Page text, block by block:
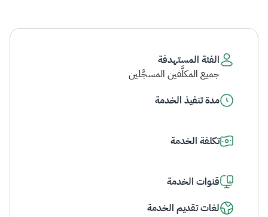
الفئة المستهدفة
جميع المكلَّفين المسجَّلين
مدة تنفيذ الخدمة
تكلفة الخدمة
قنوات الخدمة
لغات تقديم الخدمة